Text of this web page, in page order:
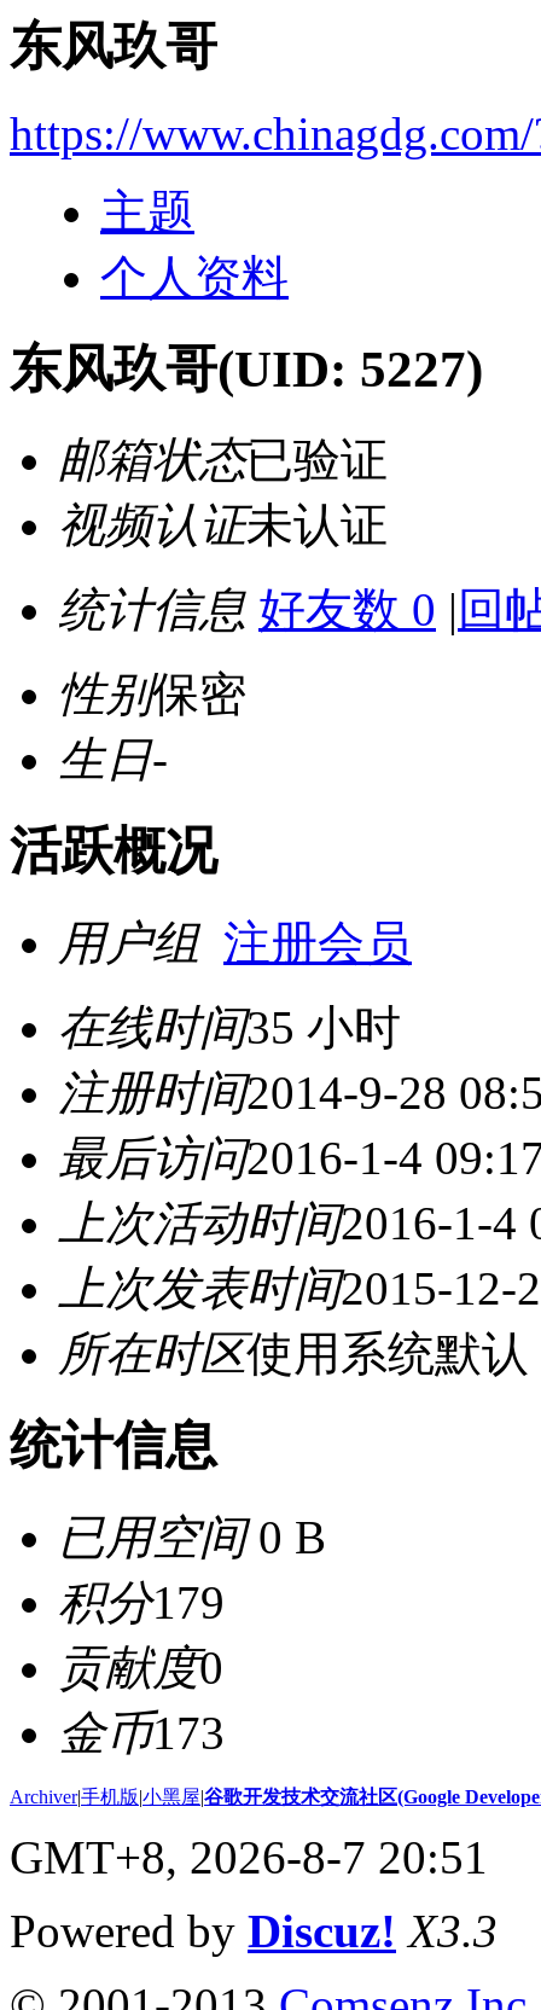
东风玖哥
https://
主题
个人资料
东风玖哥(UID: 5227)
邮箱状态已验证
视频认证未认证
统计信息 好友数 0 | 回
性别保密
生日-
活跃概况
用户组 注册会员
在线时间35 小时
注册时间2014-9-28
最后访问2016-1-4
上次活动时间2016-1-4
上次发表时间2015-12-
所在时区使用系统默认
统计信息
已用空间0 B
积分179
贡献度0
金币173
Archiver|手机版|小黑屋|谷歌开发技术交流社区(Google
GMT+8, 2026-8-7 20:51
Powered by Discuz! X3.3